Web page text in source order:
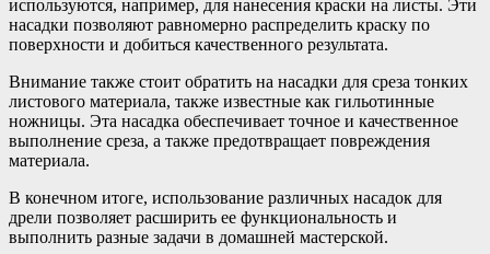
используются, например, для нанесения краски на листы. Эти
насадки позволяют равномерно распределить краску по
поверхности и добиться качественного результата.
Внимание также стоит обратить на насадки для среза тонких
листового материала, также известные как гильотинные
ножницы. Эта насадка обеспечивает точное и качественное
выполнение среза, а также предотвращает повреждения
материала.
В конечном итоге, использование различных насадок для
дрели позволяет расширить ее функциональность и
выполнить разные задачи в домашней мастерской.